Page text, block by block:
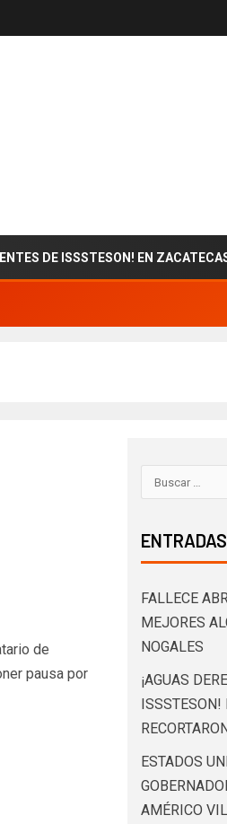
ISSSTESON! EN ZACATECAS LES
de
pausa por
FALLECE
MEJORES
NOGALES
¡AGUAS
ISSSTESON!
ESTADOS
AMÉRICO